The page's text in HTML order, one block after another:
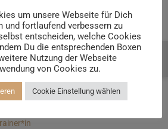
h & Faszientrainer*in
/ Yogatherapeut*in &
| 70h
um unsere Webseite für Dich
und fortlaufend verbessern zu
entscheiden, welche Cookies
Du die entsprechenden Boxen
Nutzung der Webseite
von Cookies zu.
Cookie Einstellung wählen
Beratung buchen